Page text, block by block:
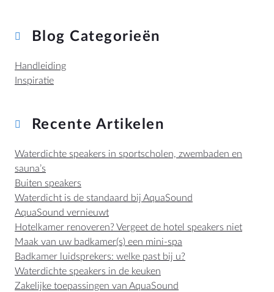
Blog Categorieën
Handleiding
Inspiratie
Recente Artikelen
Waterdichte speakers in sportscholen, zwembaden en
sauna’s
Buiten speakers
Waterdicht is de standaard bij AquaSound
AquaSound vernieuwt
Hotelkamer renoveren? Vergeet de hotel speakers niet
Maak van uw badkamer(s) een mini-spa
Badkamer luidsprekers: welke past bij u?
Waterdichte speakers in de keuken
Zakelijke toepassingen van AquaSound